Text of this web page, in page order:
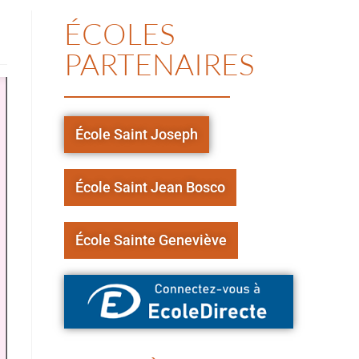
ÉCOLES
PARTENAIRES
École Saint Joseph
École Saint Jean Bosco
École Sainte Geneviève